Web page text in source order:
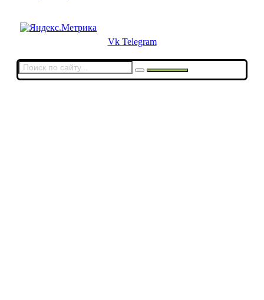
Vk Telegram